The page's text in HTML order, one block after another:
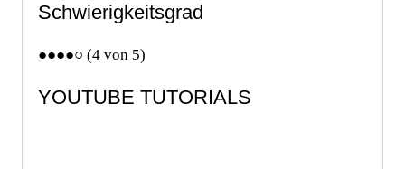
Schwierigkeitsgrad
●●●●○ (4 von 5)
YOUTUBE TUTORIALS